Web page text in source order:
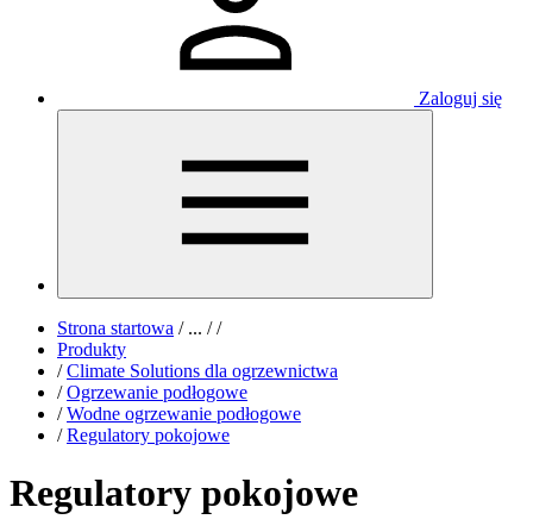
Zaloguj się
Strona startowa /... / /
Produkty
/ Climate Solutions dla ogrzewnictwa
/ Ogrzewanie podłogowe
/ Wodne ogrzewanie podłogowe
/ Regulatory pokojowe
Regulatory pokojowe